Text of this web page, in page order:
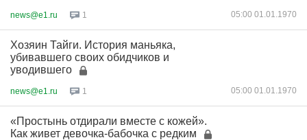
news@e1.ru 1 05:00 01.01.1970
Хозяин Тайги. История маньяка,
убивавшего своих обидчиков и
уводившего
news@e1.ru 1 05:00 01.01.1970
«Простынь отдирали вместе с кожей».
Как живет девочка-бабочка с редким